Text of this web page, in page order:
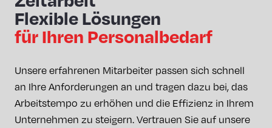
Flexible Lösungen
für Ihren Personalbedarf
Unsere erfahrenen Mitarbeiter passen sich schnell
an Ihre Anforderungen an und tragen dazu bei, das
Arbeitstempo zu erhöhen und die Effizienz in Ihrem
Unternehmen zu steigern. Vertrauen Sie auf unsere